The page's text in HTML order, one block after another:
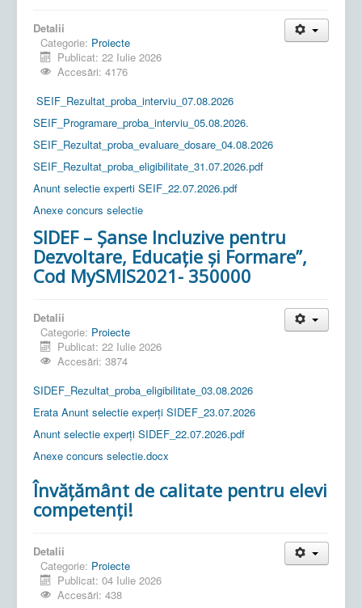
Detalii
Categorie: Proiecte
Publicat: 22 Iulie 2026
Accesări: 4176
SEIF_Rezultat_proba_interviu_07.08.2026
SEIF_Programare_proba_interviu_05.08.2026.
SEIF_Rezultat_proba_evaluare_dosare_04.08.2026
SEIF_Rezultat_proba_eligibilitate_31.07.2026.pdf
Anunt selectie experti SEIF_22.07.2026.pdf
Anexe concurs selectie
SIDEF – Șanse Incluzive pentru
Dezvoltare, Educație și Formare”,
Cod MySMIS2021- 350000
Detalii
Categorie: Proiecte
Publicat: 22 Iulie 2026
Accesări: 3874
SIDEF_Rezultat_proba_eligibilitate_03.08.2026
Erata Anunt selectie experți SIDEF_23.07.2026
Anunt selectie experți SIDEF_22.07.2026.pdf
Anexe concurs selectie.docx
Învățământ de calitate pentru elevi
competenți!
Detalii
Categorie: Proiecte
Publicat: 04 Iulie 2026
Accesări: 438